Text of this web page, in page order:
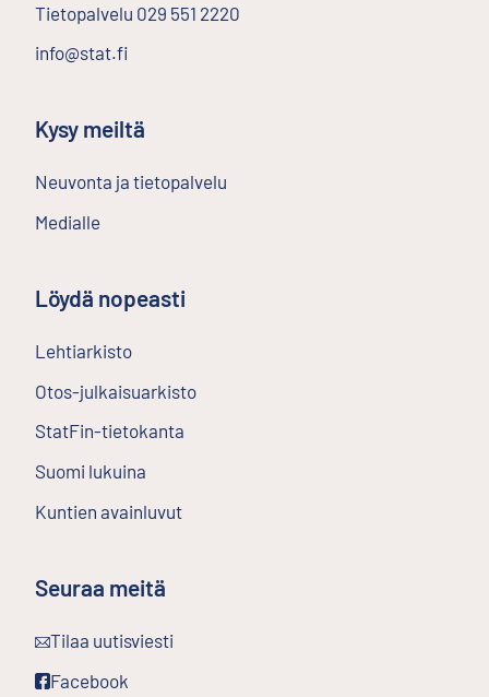
Tietopalvelu 029 551 2220
info@stat.fi
Kysy meiltä
Neuvonta ja tietopalvelu
Medialle
Löydä nopeasti
Lehtiarkisto
Otos-julkaisuarkisto
StatFin-tietokanta
Suomi lukuina
Kuntien avainluvut
Seuraa meitä
Tilaa uutisviesti
Ulkoinen linkki
Facebook
Ulkoinen linkki